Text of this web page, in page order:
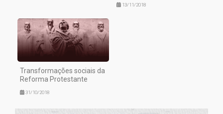
13/11/2018
Transformações sociais da
Reforma Protestante
31/10/2018